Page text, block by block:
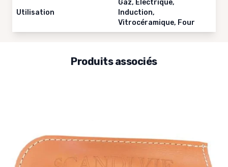
Utilisation
Gaz, Electrique,
Induction,
Vitrocéramique, Four
Produits associés